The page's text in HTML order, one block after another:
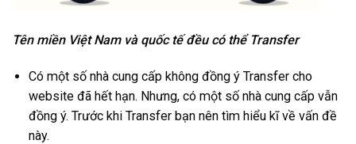
Tên miền Việt Nam và quốc tế đều có thể Transfer
Có một số nhà cung cấp không đồng ý Transfer cho
website đã hết hạn. Nhưng, có một số nhà cung cấp vẫn
đồng ý. Trước khi Transfer bạn nên tìm hiểu kĩ về vấn đề
này.